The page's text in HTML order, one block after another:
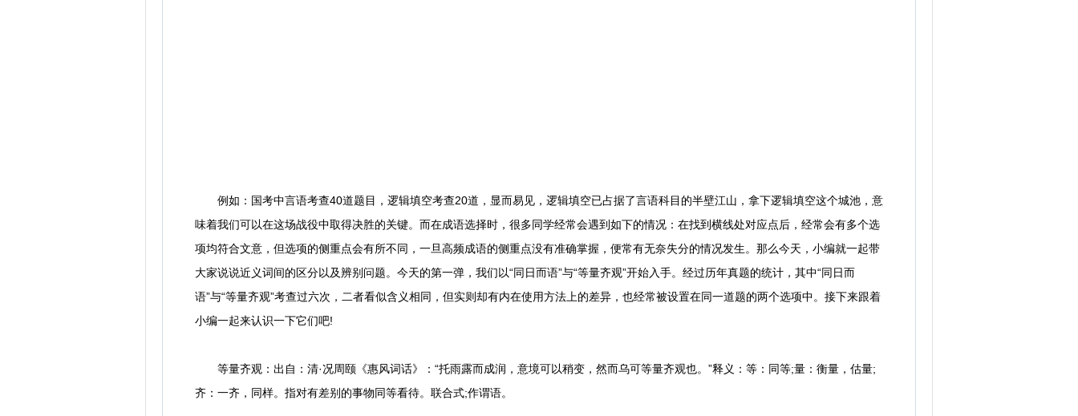
例如：国考中言语考查40道题目，逻辑填空考查20道，显而易见，逻辑填空已占据了言语科目的半壁江山，拿下逻辑填空这个城池，意
味着我们可以在这场战役中取得决胜的关键。而在成语选择时，很多同学经常会遇到如下的情况：在找到横线处对应点后，经常会有多个选
项均符合文意，但选项的侧重点会有所不同，一旦高频成语的侧重点没有准确掌握，便常有无奈失分的情况发生。那么今天，小编就一起带
大家说说近义词间的区分以及辨别问题。今天的第一弹，我们以“同日而语”与“等量齐观”开始入手。经过历年真题的统计，其中“同日而
语”与“等量齐观”考查过六次，二者看似含义相同，但实则却有内在使用方法上的差异，也经常被设置在同一道题的两个选项中。接下来跟着
小编一起来认识一下它们吧!
等量齐观：出自：清·况周颐《惠风词话》：“托雨露而成润，意境可以稍变，然而乌可等量齐观也。”释义：等：同等;量：衡量，估量;
齐：一齐，同样。指对有差别的事物同等看待。联合式;作谓语。